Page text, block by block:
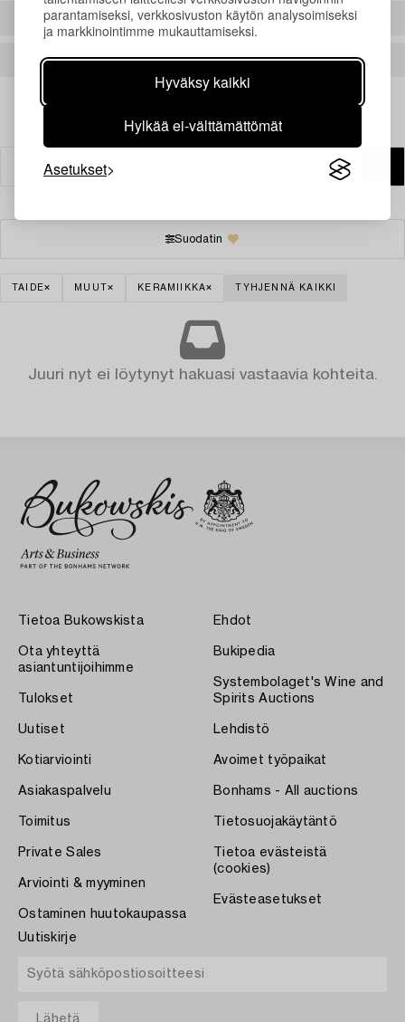
parantamiseksi, verkkosivuston käytön analysoimiseksi
ja markkinointimme mukauttamiseksi.
Hyväksy kaikki
Hylkää ei-välttämättömät
Asetukset
REGISTER TO BID
CREATE AN ACCOUNT
Suodatin
TAIDE MUUT KERAMIIKKA TYHJENNÄ KAIKKI
Juuri nyt ei löytynyt hakuasi vastaavia kohteita.
Tietoa Bukowskista
Ota yhteyttä
asiantuntijoihimme
Tulokset
Uutiset
Kotiarviointi
Asiakaspalvelu
Toimitus
Private Sales
Arviointi & myyminen
Ostaminen huutokaupassa
Ehdot
Bukipedia
Systembolaget's Wine and
Spirits Auctions
Lehdistö
Avoimet työpaikat
Bonhams - All auctions
Tietosuojakäytäntö
Tietoa evästeistä
(cookies)
Evästeasetukset
Uutiskirje